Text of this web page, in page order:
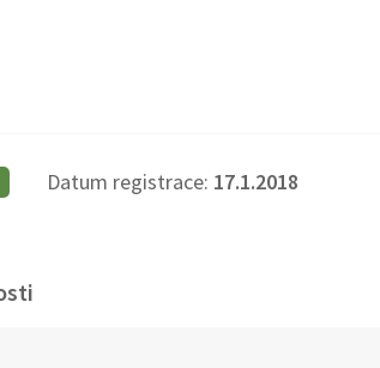
Datum registrace: 17.1.2018